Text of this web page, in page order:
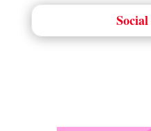
Social